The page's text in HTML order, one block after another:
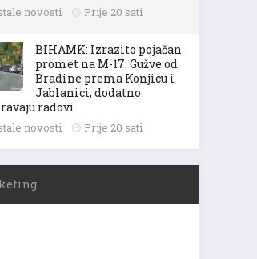
novosti Prije 20 sati
BIHAMK: Izrazito pojačan
promet na M-17: Gužve od
Bradine prema Konjicu i
Jablanici, dodatno
radovi
novosti Prije 20 sati